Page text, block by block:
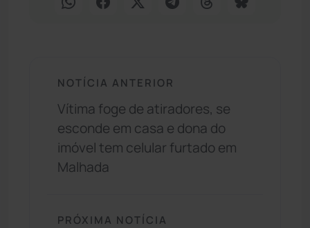
NOTÍCIA ANTERIOR
Vítima foge de atiradores, se
esconde em casa e dona do
imóvel tem celular furtado em
Malhada
PRÓXIMA NOTÍCIA